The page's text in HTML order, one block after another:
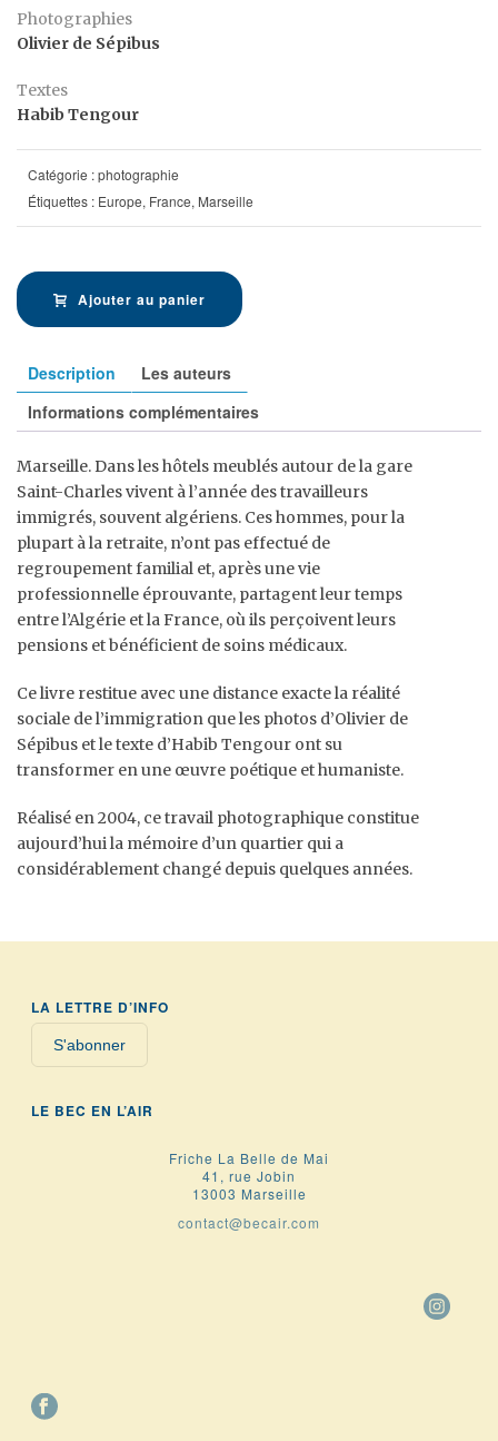
Photographies
Olivier de Sépibus
Textes
Habib Tengour
Catégorie :photographie
Étiquettes : Europe, France, Marseille
Ajouter au panier
Description
Les auteurs
Informations complémentaires
Marseille. Dans les hôtels meublés autour de la gare
Saint-Charles vivent à l’année des travailleurs
immigrés, souvent algériens. Ces hommes, pour la
plupart à la retraite, n’ont pas effectué de
regroupement familial et, après une vie
professionnelle éprouvante, partagent leur temps
entre l’Algérie et la France, où ils perçoivent leurs
pensions et bénéficient de soins médicaux.
Ce livre restitue avec une distance exacte la réalité
sociale de l’immigration que les photos d’Olivier de
Sépibus et le texte d’Habib Tengour ont su
transformer en une œuvre poétique et humaniste.
Réalisé en 2004, ce travail photographique constitue
aujourd’hui la mémoire d’un quartier qui a
considérablement changé depuis quelques années.
LA LETTRE D’INFO
S'abonner
LE BEC EN L’AIR
Friche La Belle de Mai
41, rue Jobin
13003 Marseille
contact@becair.com